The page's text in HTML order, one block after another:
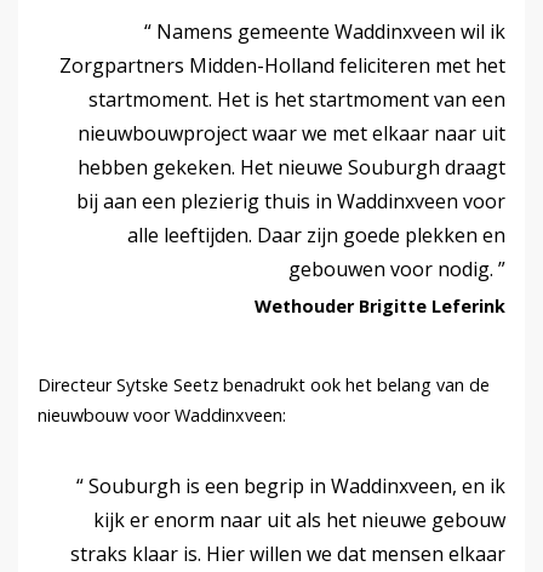
Namens gemeente Waddinxveen wil ik
Zorgpartners Midden-Holland feliciteren met het
startmoment. Het is het startmoment van een
nieuwbouwproject waar we met elkaar naar uit
hebben gekeken. Het nieuwe Souburgh draagt
bij aan een plezierig thuis in Waddinxveen voor
alle leeftijden. Daar zijn goede plekken en
gebouwen voor nodig.
Wethouder Brigitte Leferink
Directeur Sytske Seetz benadrukt ook het belang van de
nieuwbouw voor Waddinxveen:
Souburgh is een begrip in Waddinxveen, en ik
kijk er enorm naar uit als het nieuwe gebouw
straks klaar is. Hier willen we dat mensen elkaar